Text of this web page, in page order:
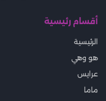
أقسام رئيسية
الرئيسية
هو وهي
عرايس
ماما